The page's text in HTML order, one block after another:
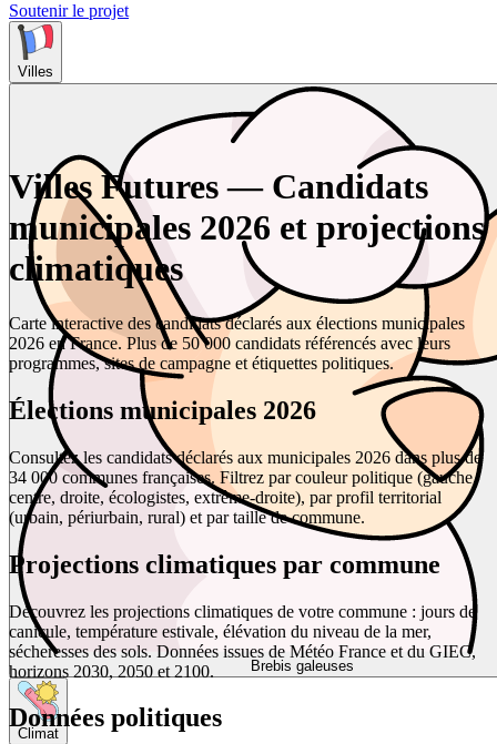
Soutenir le projet
Villes
Brebis galeuses
Climat
Villes Futures — Candidats
municipales 2026 et projections
climatiques
Carte interactive des candidats déclarés aux élections municipales
2026 en France. Plus de 50 000 candidats référencés avec leurs
programmes, sites de campagne et étiquettes politiques.
Élections municipales 2026
Consultez les candidats déclarés aux municipales 2026 dans plus de
34 000 communes françaises. Filtrez par couleur politique (gauche,
centre, droite, écologistes, extrême-droite), par profil territorial
(urbain, périurbain, rural) et par taille de commune.
Projections climatiques par commune
Découvrez les projections climatiques de votre commune : jours de
canicule, température estivale, élévation du niveau de la mer,
sécheresses des sols. Données issues de Météo France et du GIEC,
horizons 2030, 2050 et 2100.
Données politiques